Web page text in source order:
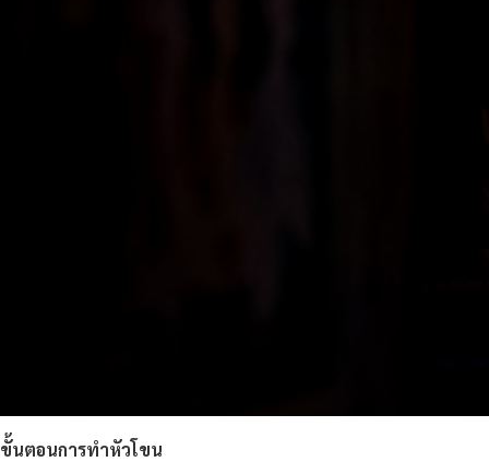
ขั้นตอนการทำหัวโขน